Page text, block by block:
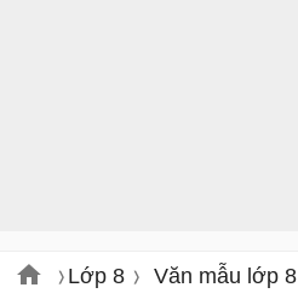
Lớp 8 Văn mẫu lớp 8